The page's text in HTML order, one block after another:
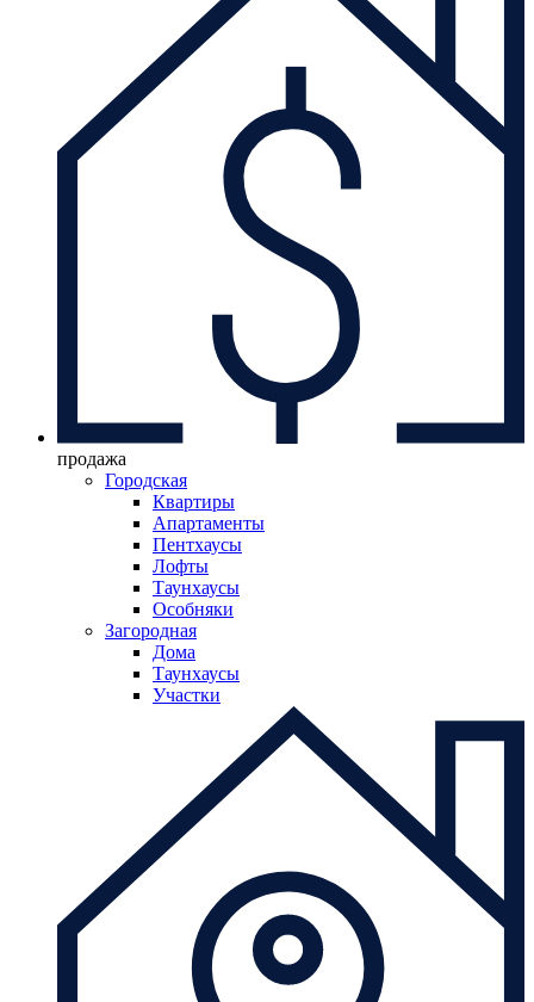
продажа
Городская
Квартиры
Апартаменты
Пентхаусы
Лофты
Таунхаусы
Особняки
Загородная
Дома
Таунхаусы
Участки